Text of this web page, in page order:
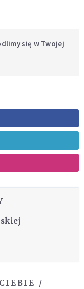
się w Twojej
/